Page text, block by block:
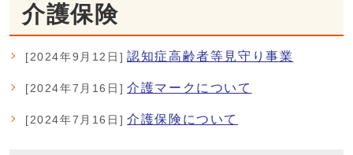
介護保険
[2024年9月12日] 認知症高齢者等見守り事業
[2024年7月16日] 介護マークについて
[2024年7月16日] 介護保険について